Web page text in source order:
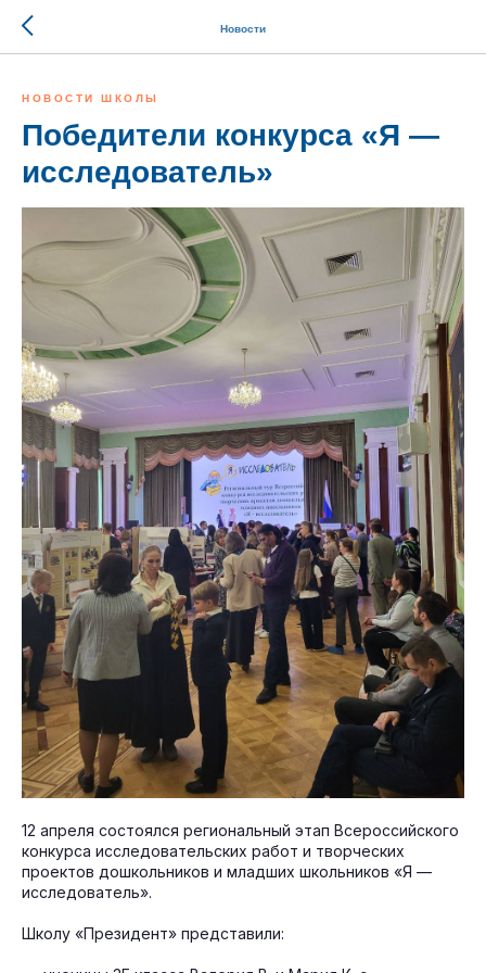
Новости
НОВОСТИ ШКОЛЫ
Победители конкурса «Я —
исследователь»
12 апреля состоялся региональный этап Всероссийского
конкурса исследовательских работ и творческих
проектов дошкольников и младших школьников «Я —
исследователь».
Школу «Президент» представили: